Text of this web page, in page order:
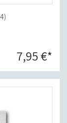
7,95 €*